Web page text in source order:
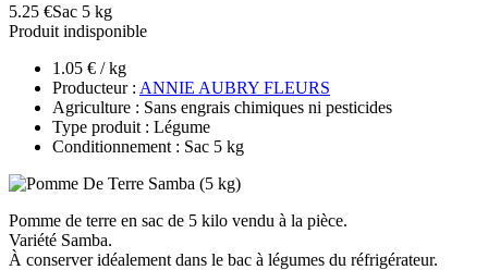
5.25 €Sac 5 kg
Produit indisponible
1.05 € / kg
Producteur : ANNIE AUBRY FLEURS
Agriculture : Sans engrais chimiques ni pesticides
Type produit : Légume
Conditionnement : Sac 5 kg
Pomme de terre en sac de 5 kilo vendu à la pièce.
Variété Samba.
À conserver idéalement dans le bac à légumes du réfrigérateur.